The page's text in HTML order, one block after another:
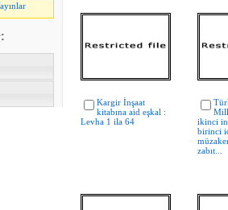
Kargir İnşaat
kitabına aid eşkal :
Levha 1 ila 64
ikinci
birinci
zabıt...